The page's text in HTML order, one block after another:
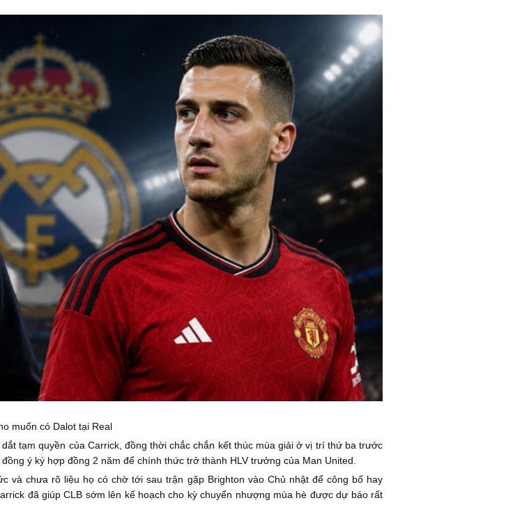
muốn có Dalot tại Real
tạm quyền của Carrick, đồng thời chắc chắn kết thúc mùa giải ở vị trí thứ ba trước
ý ký hợp đồng 2 năm để chính thức trở thành HLV trưởng của Man United.
và chưa rõ liệu họ có chờ tới sau trận gặp Brighton vào Chủ nhật để công bố hay
đã giúp CLB sớm lên kế hoạch cho kỳ chuyển nhượng mùa hè được dự báo rất